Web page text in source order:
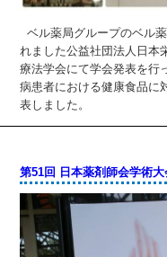
ベル薬局グループのベル
れました公益社団法人日本
療法学会にて学会発表を行
病患者における健康食品に
表しました。
第51回 日本薬剤師会学術大